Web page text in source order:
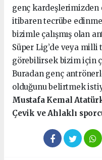
genç kardeşlerimizden
itibaren tecrübe
bizimle çalışmış olan
Süper Lig’de veya milli
görebilirsek bizim için
Buradan genç
olduğunu belirtmek
Mustafa Kemal
Çevik ve Ahlaklı